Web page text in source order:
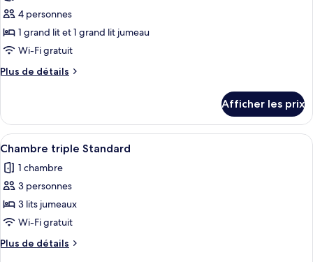
ce
type
de
chambre :
Appartement
chambre
4 personnes
1 grand lit et 1 grand lit jumeau
Wi-Fi gratuit
Plus de détails
Plus
Appartement
familial,
1
Afficher les prix
Afficher
toutes
les
photos
pour
ce
type
de
Une chambre d’hôtel avec trois lits,
11
Chambre triple Standard
1 chambre
3 personnes
3 lits jumeaux
Wi-Fi gratuit
Plus de détails
Plus